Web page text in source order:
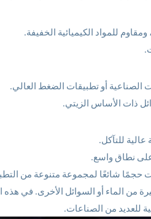
للمواد الكيميائية الخفيفة.
الصناعية أو تطبيقات الضغط العالي.
ذات الأساس الزيتي.
للتآكل.
نطاق واسع.
المسطح مقاس 6 بوصات حجمًا شائعًا لمجموعة
من الماء أو السوائل الأخرى. في